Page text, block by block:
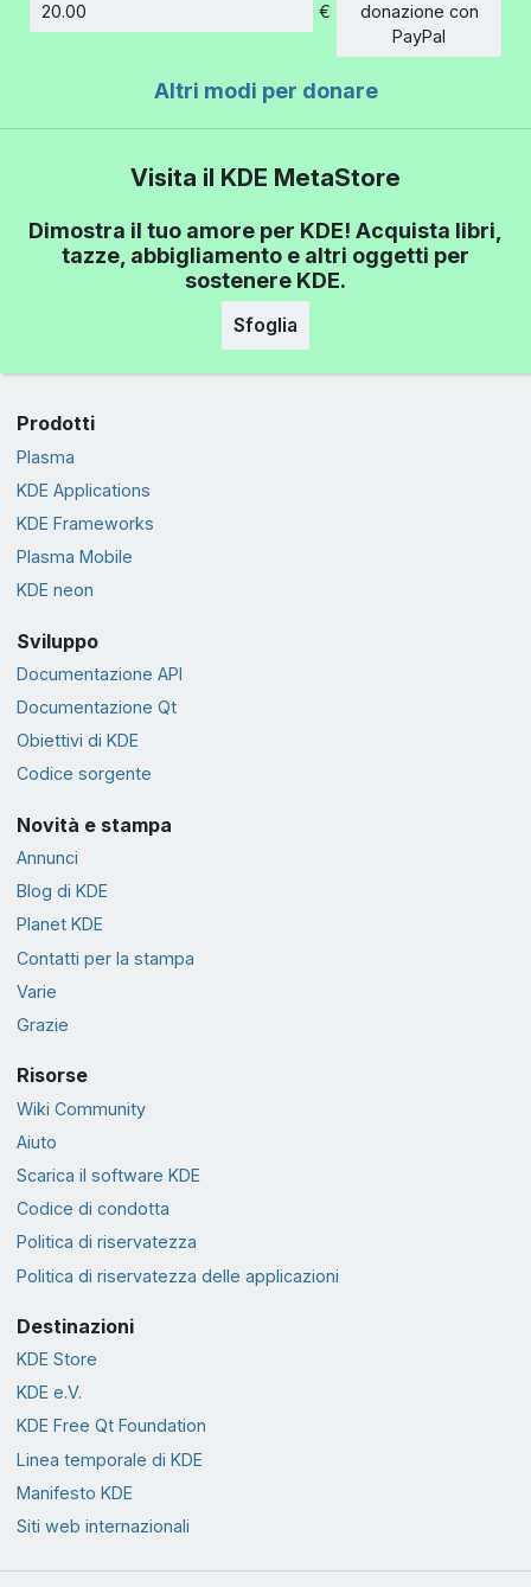
Importo
€
donazione con
PayPal
Altri modi per donare
Visita il KDE MetaStore
Dimostra il tuo amore per KDE! Acquista libri,
tazze, abbigliamento e altri oggetti per
sostenere KDE.
Sfoglia
Prodotti
Plasma
KDE Applications
KDE Frameworks
Plasma Mobile
KDE neon
Sviluppo
Documentazione API
Documentazione Qt
Obiettivi di KDE
Codice sorgente
Novità e stampa
Annunci
Blog di KDE
Planet KDE
Contatti per la stampa
Varie
Grazie
Risorse
Wiki Community
Aiuto
Scarica il software KDE
Codice di condotta
Politica di riservatezza
Politica di riservatezza delle applicazioni
Destinazioni
KDE Store
KDE e.V.
KDE Free Qt Foundation
Linea temporale di KDE
Manifesto KDE
Siti web internazionali